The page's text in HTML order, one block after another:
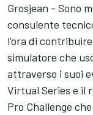
Grosjean - Sono
consulente
l'ora di
simulatore che
attraverso i suoi
Virtual Series e il
Pro Challenge